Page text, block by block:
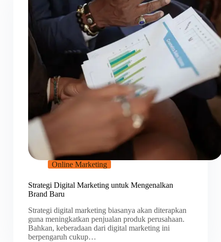
Online Marketing
Strategi Digital Marketing untuk Mengenalkan
Brand Baru
Strategi digital marketing biasanya akan diterapkan
guna meningkatkan penjualan produk perusahaan.
Bahkan, keberadaan dari digital marketing ini
berpengaruh cukup…